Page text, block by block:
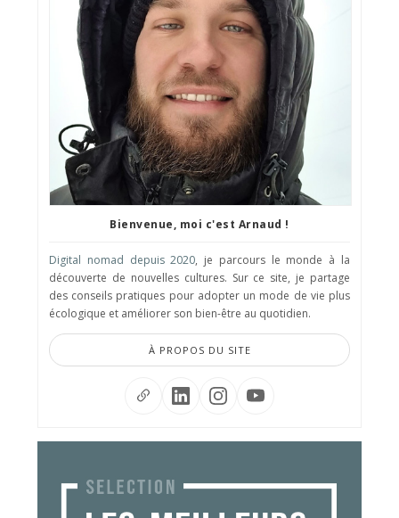
Bienvenue, moi c'est Arnaud !
Digital nomad depuis 2020, je parcours le monde à la
découverte de nouvelles cultures. Sur ce site, je partage
des conseils pratiques pour adopter un mode de vie plus
écologique et améliorer son bien-être au quotidien.
À PROPOS DU SITE